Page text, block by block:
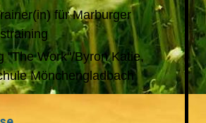
für Marburger
"The Work"/Byron Katie,
Mönchengladbach